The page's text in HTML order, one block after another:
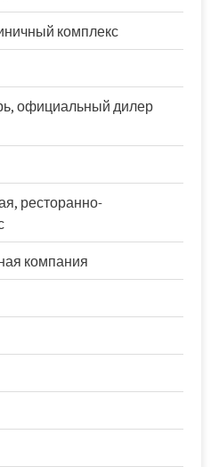
комплекс
официальный дилер
ресторанно-
компания